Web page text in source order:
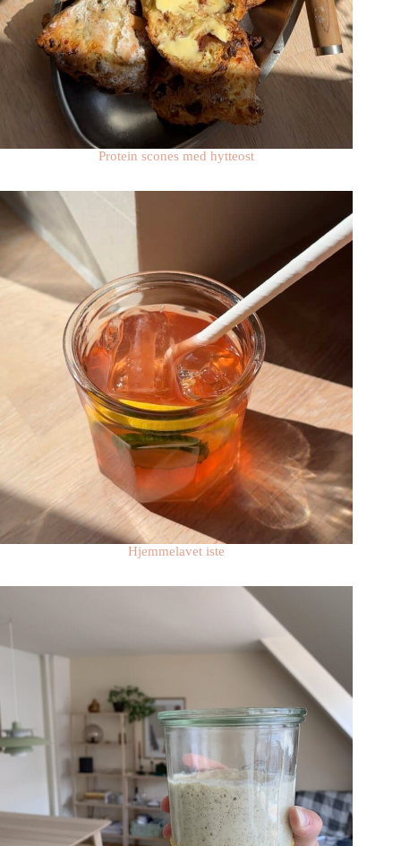
Protein scones med hytteost
Hjemmelavet iste